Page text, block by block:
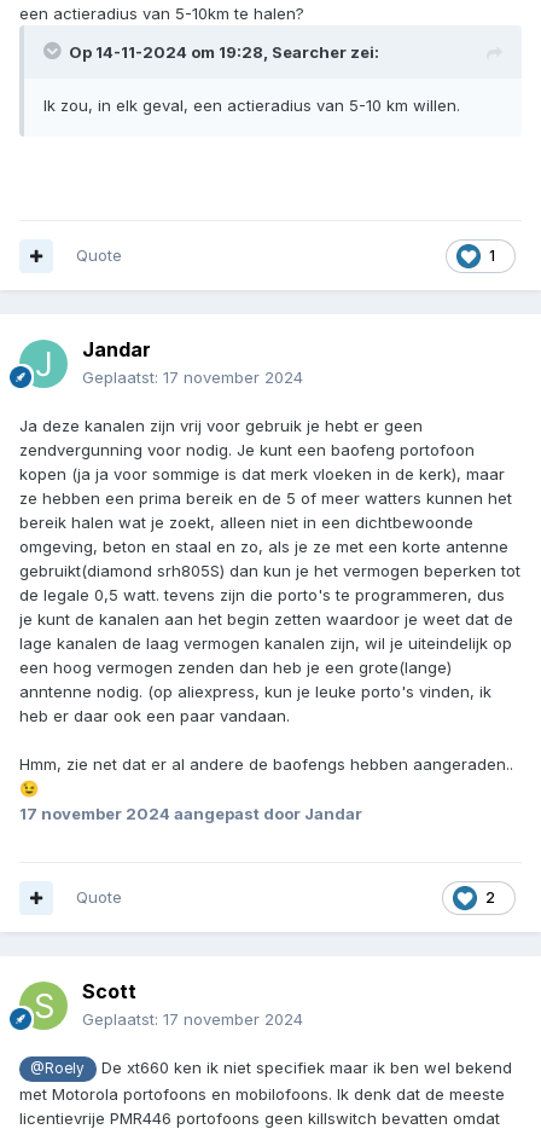
een actieradius van 5-10km te halen?
Op 14-11-2024 om 19:28, Searcher zei:
Ik zou, in elk geval, een actieradius van 5-10 km willen.
1
Quote
Jandar
Geplaatst: 17 november 2024
Ja deze kanalen zijn vrij voor gebruik je hebt er geen
zendvergunning voor nodig. Je kunt een baofeng portofoon
kopen (ja ja voor sommige is dat merk vloeken in de kerk), maar
ze hebben een prima bereik en de 5 of meer watters kunnen het
bereik halen wat je zoekt, alleen niet in een dichtbewoonde
omgeving, beton en staal en zo, als je ze met een korte antenne
gebruikt(diamond srh805S) dan kun je het vermogen beperken tot
de legale 0,5 watt. tevens zijn die porto's te programmeren, dus
je kunt de kanalen aan het begin zetten waardoor je weet dat de
lage kanalen de laag vermogen kanalen zijn, wil je uiteindelijk op
een hoog vermogen zenden dan heb je een grote(lange)
anntenne nodig. (op aliexpress, kun je leuke porto's vinden, ik
heb er daar ook een paar vandaan.
Hmm, zie net dat er al andere de baofengs hebben aangeraden..
😉
17 november 2024 aangepast door Jandar
2
Quote
Scott
Geplaatst: 17 november 2024
@Roely
De xt660 ken ik niet specifiek maar ik ben wel bekend
met Motorola portofoons en mobilofoons. Ik denk dat de meeste
licentievrije PMR446 portofoons geen killswitch bevatten omdat